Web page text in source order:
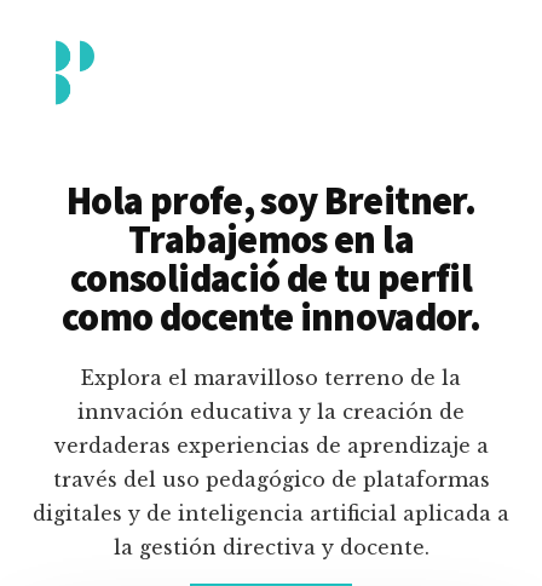
contenido
principal
menu
Piedrahita
docente
pedagógico
educativas
digitales
inteligencia
artificial.
Hola profe, soy Breitner.
Trabajemos en la
consolidació de tu perfil
como docente innovador.
Explora el maravilloso terreno de la
innvación educativa y la creación de
verdaderas experiencias de aprendizaje a
través del uso pedagógico de plataformas
digitales y de inteligencia artificial aplicada a
la gestión directiva y docente.